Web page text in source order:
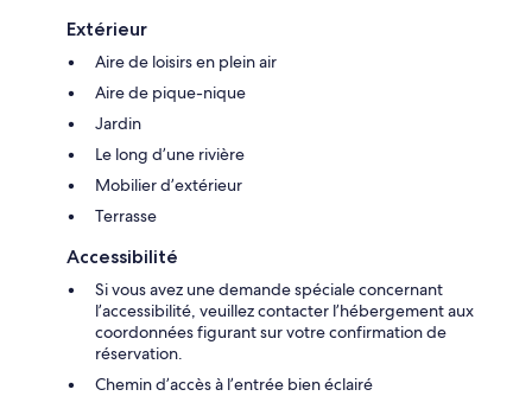
Extérieur
Aire de loisirs en plein air
Aire de pique-nique
Jardin
Le long d’une rivière
Mobilier d’extérieur
Terrasse
Accessibilité
Si vous avez une demande spéciale concernant
l’accessibilité, veuillez contacter l’hébergement aux
coordonnées figurant sur votre confirmation de
réservation.
Chemin d’accès à l’entrée bien éclairé